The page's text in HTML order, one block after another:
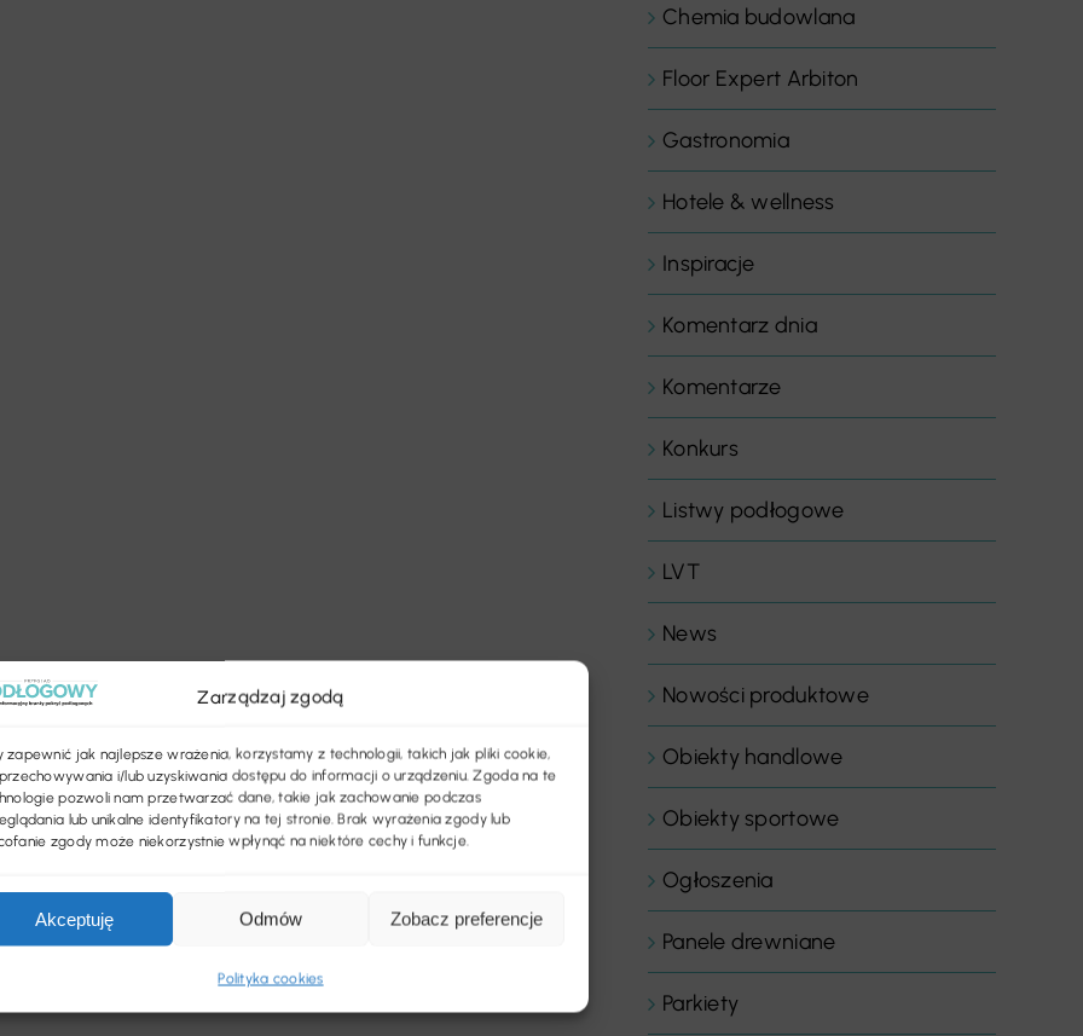
Zarządzaj zgodą
zapewnić jak najlepsze wrażenia, korzystamy z technologii, takich jak pliki cookie,
i/lub uzyskiwania dostępu do informacji o urządzeniu. Zgoda na te
pozwoli nam przetwarzać dane, takie jak zachowanie podczas
lub unikalne identyfikatory na tej stronie. Brak wyrażenia zgody lub
zgody może niekorzystnie wpłynąć na niektóre cechy i funkcje.
Akceptuję Odmów Zobacz preferencje
Polityka cookies
Chemia budowlana
Floor Expert Arbiton
Gastronomia
Hotele & wellness
Inspiracje
Komentarz dnia
Komentarze
Konkurs
Listwy podłogowe
LVT
News
Nowości produktowe
Obiekty handlowe
Obiekty sportowe
Ogłoszenia
Panele drewniane
Parkiety